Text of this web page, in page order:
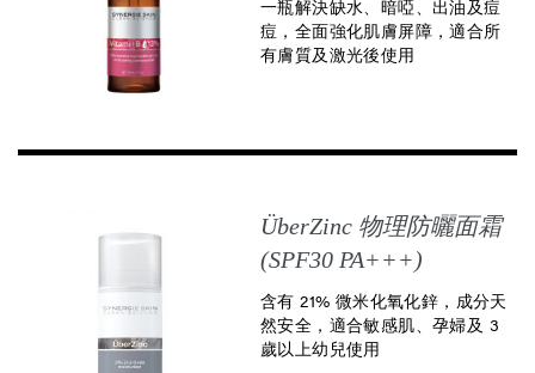
一瓶解決缺水、暗啞、出油及痘
痘，全面強化肌膚屏障，適合所
有膚質及激光後使用
ÜberZinc 物理防曬面霜
(SPF30 PA+++)
含有 21% 微米化氧化鋅，成分天
然安全，適合敏感肌、孕婦及 3
歲以上幼兒使用